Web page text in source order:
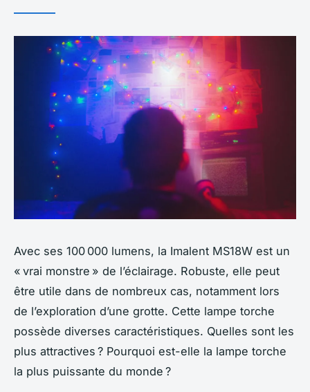
Avec ses 100 000 lumens, la Imalent MS18W est un
« vrai monstre » de l’éclairage. Robuste, elle peut
être utile dans de nombreux cas, notamment lors
de l’exploration d’une grotte. Cette lampe torche
possède diverses caractéristiques. Quelles sont les
plus attractives ? Pourquoi est-elle la lampe torche
la plus puissante du monde ?